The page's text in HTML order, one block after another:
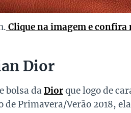
Clique na imagem e confira
Dior
bolsa da Diorque logo de
Primavera/Verão 2018,